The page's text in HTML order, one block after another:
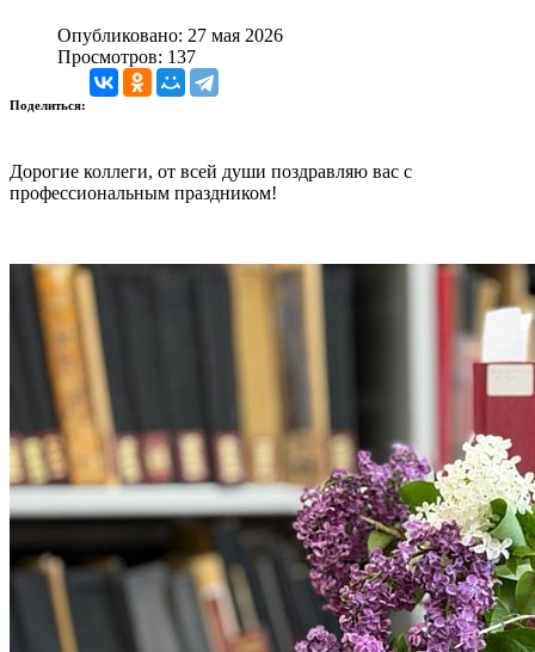
Опубликовано: 27 мая 2026
Просмотров: 137
Поделиться:
Дорогие коллеги, от всей души поздравляю вас с
профессиональным праздником!